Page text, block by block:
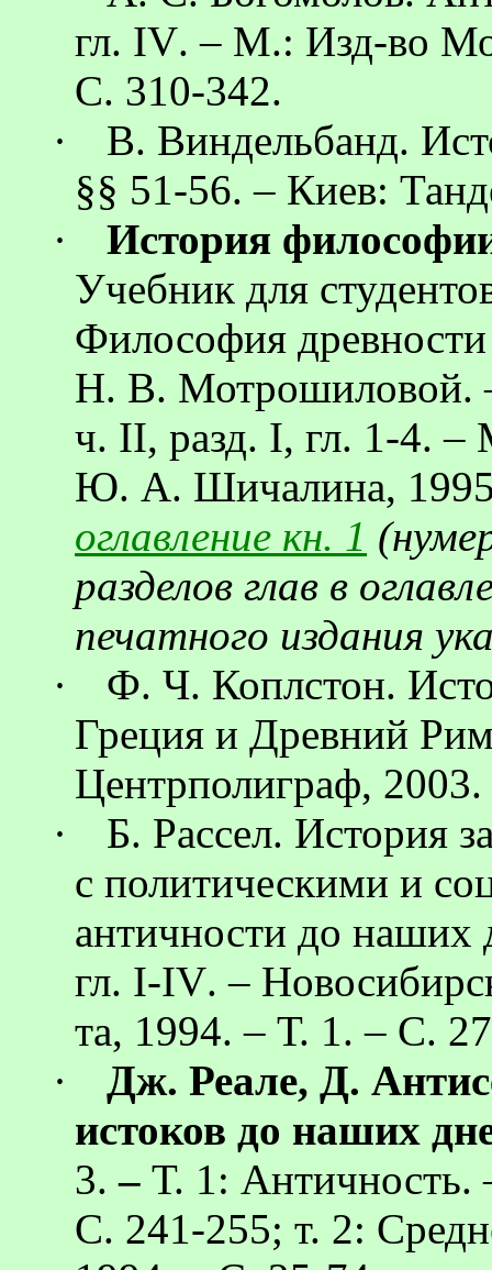
гл. IV. – М.: Изд-во
С. 310-342.
·
В. Виндельбанд.
§§ 51-56. – Киев:
·
История
Учебник для
Философия
Н. В. Мотрошиловой.
ч. II, разд. I, гл. 1-4. –
Ю. А. Шичалина,
оглавление кн. 1
разделов глав в
печатного издания
·
Ф. Ч. Коплстон.
Греция и Древний
Центрполиграф,
·
Б. Рассел. История
с политическими и
античности до
гл. I-IV. –
та, 1994. – Т. 1. – С.
·
Дж. Реале, Д.
истоков до наших
3. – Т. 1:
С. 241-255; т. 2: